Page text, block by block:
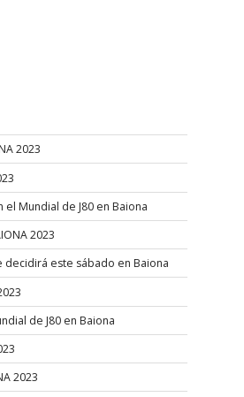
2023
Mundial de J80 en Baiona
2023
decidirá este sábado en Baiona
de J80 en Baiona
2023